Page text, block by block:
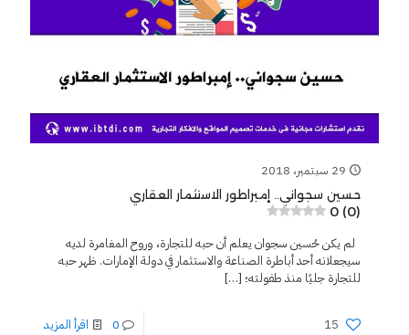
29 سبتمبر، 2018
حسين سجواني.. إمبراطور الاستثمار العقاري
0 (0)
لم يكن حُسين سجوان يعلم أن حبه للتجارة، وروح المغامرة لديه
سيجعلانه أحد أباطرة الصناعة والاستثمار في دولة الإمارات. ظهر حبه
للتجارة جليًا منذ طفولته؛ […]
15
0 اقرأ المزيد